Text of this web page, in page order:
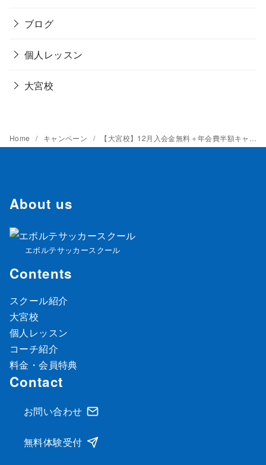
ブログ
個人レッスン
大宮校
Home キャンペーン 【大宮校】12月入会金無料＋年会費半額キャンペーン実施！
About us
エボルテサッカースクール
Contents
スクール紹介
大宮校
個人レッスン
コーチ紹介
料金・会員特典
Contact
お問い合わせ
無料体験受付